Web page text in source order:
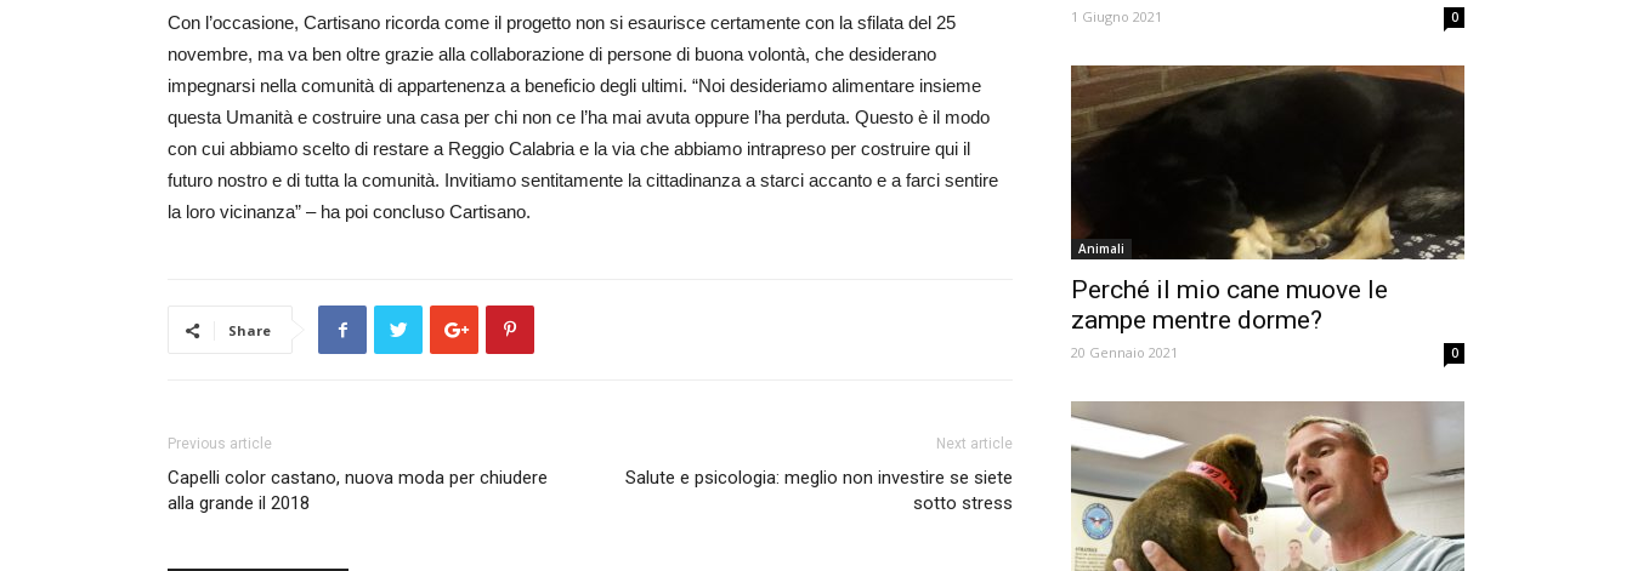
Con l’occasione, Cartisano ricorda come il progetto non si esaurisce certamente con la sfilata del 25
novembre, ma va ben oltre grazie alla collaborazione di persone di buona volontà, che desiderano
impegnarsi nella comunità di appartenenza a beneficio degli ultimi. “Noi desideriamo alimentare insieme
questa Umanità e costruire una casa per chi non ce l’ha mai avuta oppure l’ha perduta. Questo è il modo
con cui abbiamo scelto di restare a Reggio Calabria e la via che abbiamo intrapreso per costruire qui il
futuro nostro e di tutta la comunità. Invitiamo sentitamente la cittadinanza a starci accanto e a farci sentire
la loro vicinanza” – ha poi concluso Cartisano.
Share
Previous article
Capelli color castano, nuova moda per chiudere
alla grande il 2018
Next article
Salute e psicologia: meglio non investire se siete
sotto stress
1 Giugno 2021 0
Animali
Perché il mio cane muove le
zampe mentre dorme?
20 Gennaio 2021 0